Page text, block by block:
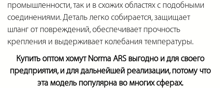
промышленности, так и в схожих областях с подобными
соединениями. Деталь легко собирается, защищает
шланг от повреждений, обеспечивает прочность
крепления и выдерживает колебания температуры.
Купить оптом хомут Norma ARS выгодно и для своего
предприятия, и для дальнейшей реализации, потому что
эта модель популярна во многих сферах.